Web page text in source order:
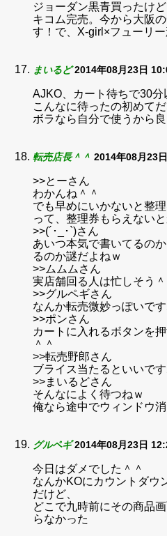
ジョーダン黒青買ったけ
キコム完売。今から大阪
す！で、X-girl×フューリー
まいるど 2014年08月23日
AJKO、カート待ちで30分
こんなに待ったの初めて
ボラなら自分で使うから良
転売店長＾＾ 2014年08月23
>>とーさん
わかんね＾＾
でも早めにいかないと整
って、整理券もらえない
>>(´･_･`)さん
あいつ本気で書いてるの
るのか謎だよねｗ
>>ムムムさん
実店舗回る人は忙しそう＾
>>グルペギさん
なんか転売微妙っぽいです
>>ポンさん
カートに入れるボタンを
＾＾
>>転売野郎さん
ブライス当たるといいです
>>まいるどさん
そんなによく待つねｗ
俺なら途中でウィンドウ
グルペギ 2014年08月23日
今日はダメでした＾＾
なんかKOにカウントダウ
だけど、
どこで九時前にその商品
らなかった